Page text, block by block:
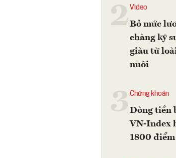
2Video
Bỏ mức
chàng kỹ
giàu từ
nuôi
Chứng khoán
Dòng tiền
VN-Index
1800 điểm